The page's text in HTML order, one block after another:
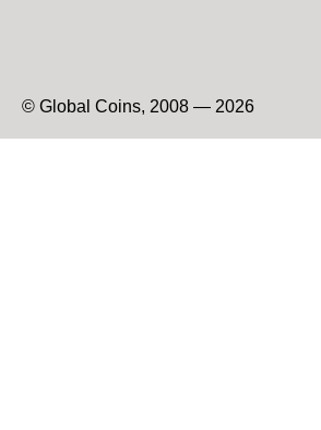
© Global Coins, 2008 — 2026